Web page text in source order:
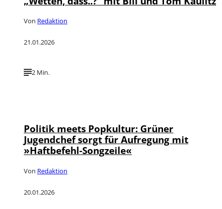
Von Redaktion
21.01.2026
2 Min.
Politik meets Popkultur: Grüner
Jugendchef sorgt für Aufregung mit
»Haftbefehl-Songzeile«
Von Redaktion
20.01.2026